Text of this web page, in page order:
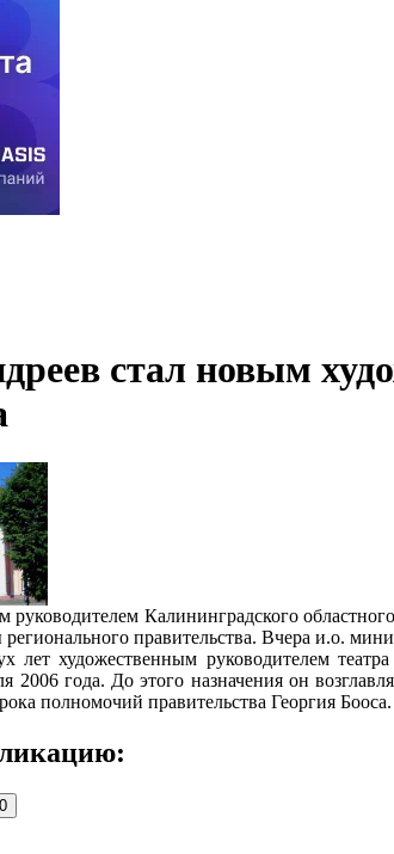
стал новым
Калининградского
правительства. Вчера и.о.
лет художественным руководителем
2006 года. До этого назначения он
полномочий правительства Георгия Бооса.